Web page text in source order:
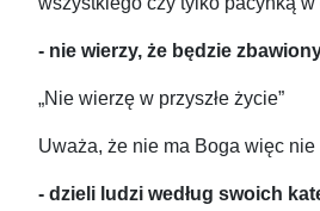
- nie wierzy, że będzie
„Nie wierzę w przyszłe życie”
Uważa, że nie ma Boga więc
- dzieli ludzi według swoich